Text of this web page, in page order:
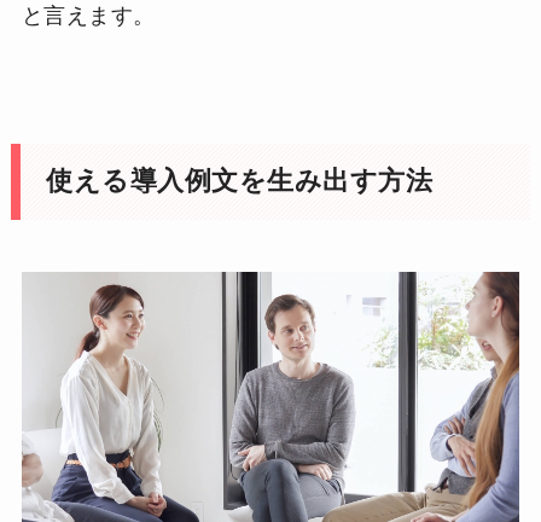
と言えます。
使える導入例文を生み出す方法